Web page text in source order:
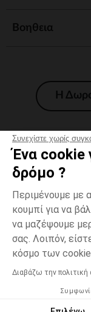
Συνεχίστε χωρίς
Ένα cookie
δρόμο ?
Περιμένουμε με
κουμπί για να
να μαζέψουμε
σας. Λοιπόν,
κόσμο των
Διαβάζω την πολιτική
Βιολετί
Βοηθεια
Η
H Orchestra
μεσολάβησης της